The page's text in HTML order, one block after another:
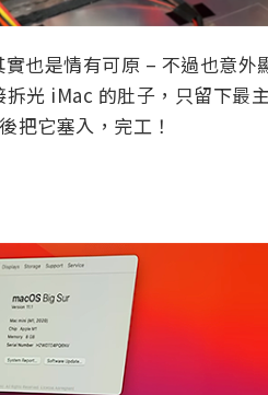
也是情有可原 – 不過也意外
光 iMac 的肚子，只留下最
把它塞入，完工！